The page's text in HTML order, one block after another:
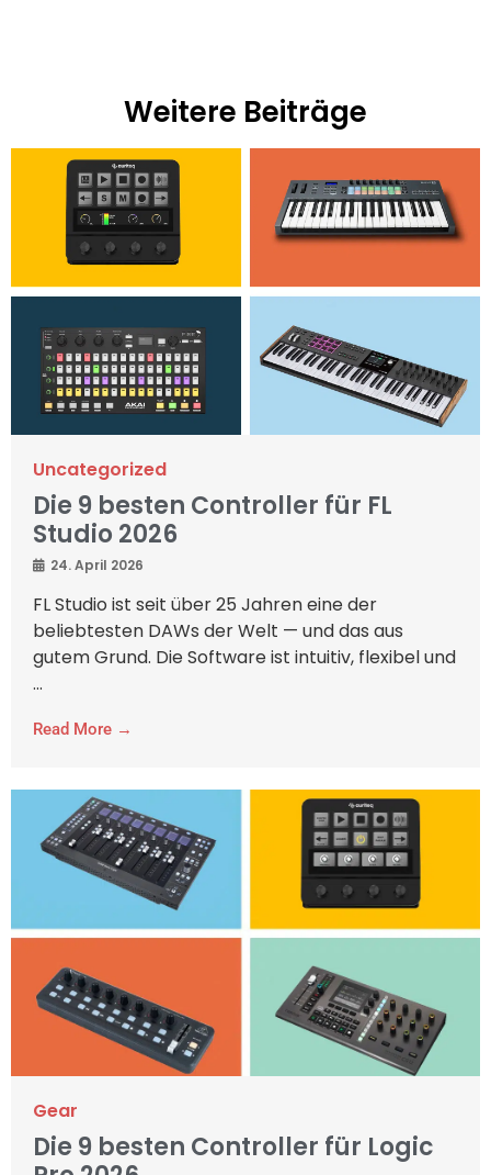
Weitere Beiträge
Uncategorized
Die 9 besten Controller für FL
Studio 2026
24. April 2026
FL Studio ist seit über 25 Jahren eine der
beliebtesten DAWs der Welt — und das aus
gutem Grund. Die Software ist intuitiv, flexibel und
...
Read More →
Gear
Die 9 besten Controller für Logic